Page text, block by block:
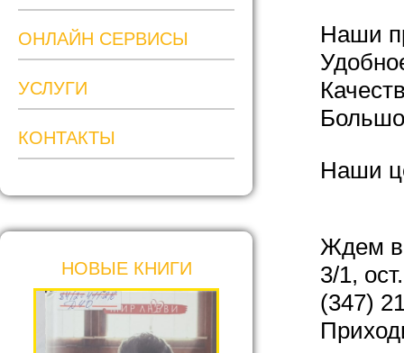
ОНЛАЙН СЕРВИСЫ
УСЛУГИ
КОНТАКТЫ
НОВЫЕ КНИГИ
Наши
Наши
Ждем
3/1,
(347)